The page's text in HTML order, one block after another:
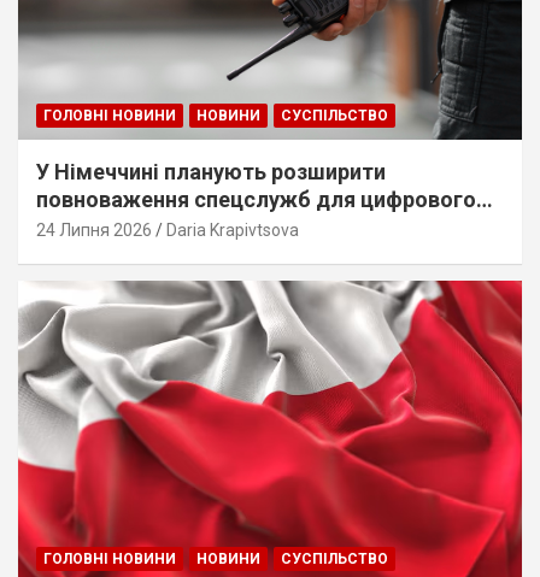
ГОЛОВНІ НОВИНИ НОВИНИ СУСПІЛЬСТВО
У Німеччині планують розширити
повноваження спецслужб для цифрового
стеження
24 Липня 2026 Daria Krapivtsova
ГОЛОВНІ НОВИНИ НОВИНИ СУСПІЛЬСТВО